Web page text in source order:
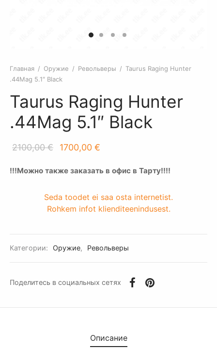
Главная / Оружие / Револьверы / Taurus Raging Hunter
.44Mag 5.1″ Black
Taurus Raging Hunter
.44Mag 5.1″ Black
2100,00€
Первоначальная
составляла
1700,00 €
1700,00 €.
!!!Можно также заказать в офис в Тарту!!!!
Seda toodet ei saa osta internetist.
Rohkem infot klienditeenindusest.
Категории: Оружие, Револьверы
Поделитесь в социальных сетях
Описание
занятие по стрельбе Полный
практическое заняте по стрельбе
для оружия
шкафы
ножи